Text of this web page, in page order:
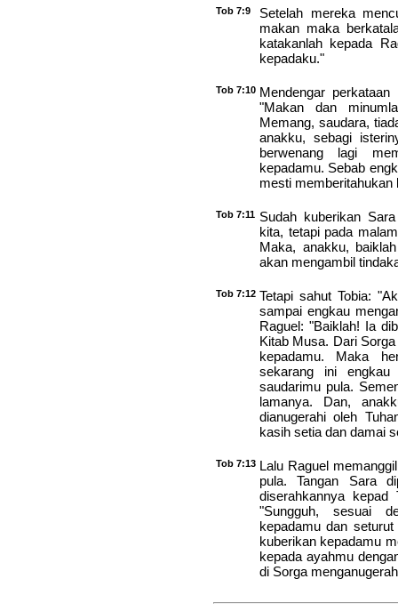
Tob 7:9
Setelah mereka
makan maka
katakanlah kepada
kepadaku."
Tob 7:10 Mendengar
"Makan dan
Memang, saudara,
anakku, sebagi
berwenang lagi
kepadamu. Sebab
mesti memberitahukan
Tob 7:11 Sudah kuberikan
kita, tetapi pada
Maka, anakku,
akan mengambil
Tob 7:12 Tetapi sahut Tobia:
sampai engkau
Raguel: "Baiklah! Ia
Kitab Musa. Dari
kepadamu. Maka
sekarang ini engkau
saudarimu pula.
lamanya. Dan,
dianugerahi oleh
kasih setia dan damai
Tob 7:13 Lalu Raguel
pula. Tangan Sara
diserahkannya kepad
"Sungguh, sesuai
kepadamu dan
kuberikan kepadamu
kepada ayahmu
di Sorga